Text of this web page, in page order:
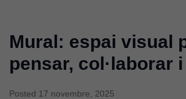
Mural: espai visual
pensar, col·laborar
Posted 17 novembre, 2025